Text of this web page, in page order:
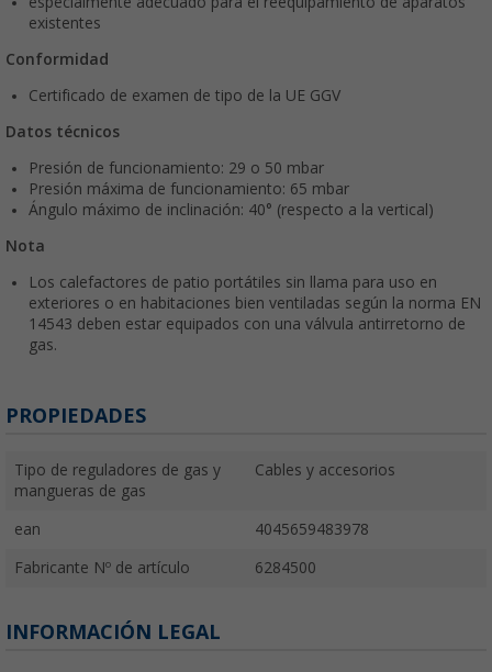
existentes
Conformidad
Certificado de examen de tipo de la UE GGV
Datos técnicos
Presión de funcionamiento: 29 o 50 mbar
Presión máxima de funcionamiento: 65 mbar
Ángulo máximo de inclinación: 40° (respecto a la vertical)
Nota
Los calefactores de patio portátiles sin llama para uso en
exteriores o en habitaciones bien ventiladas según la norma EN
14543 deben estar equipados con una válvula antirretorno de
gas.
PROPIEDADES
Tipo de reguladores de gas y
mangueras de gas
Cables y accesorios
ean 4045659483978
Fabricante Nº de artículo 6284500
INFORMACIÓN LEGAL